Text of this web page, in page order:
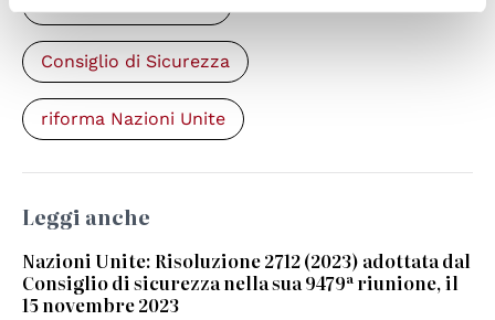
Consiglio di Sicurezza
riforma Nazioni Unite
Leggi anche
Nazioni Unite: Risoluzione 2712 (2023) adottata dal
Consiglio di sicurezza nella sua 9479ª riunione, il
15 novembre 2023